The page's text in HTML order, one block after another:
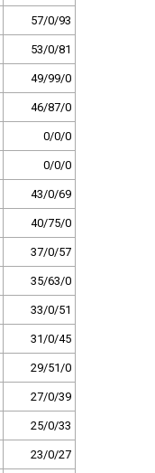
57/0/93
53/0/81
49/99/0
46/87/0
0/0/0
0/0/0
43/0/69
40/75/0
37/0/57
35/63/0
33/0/51
31/0/45
29/51/0
27/0/39
25/0/33
23/0/27